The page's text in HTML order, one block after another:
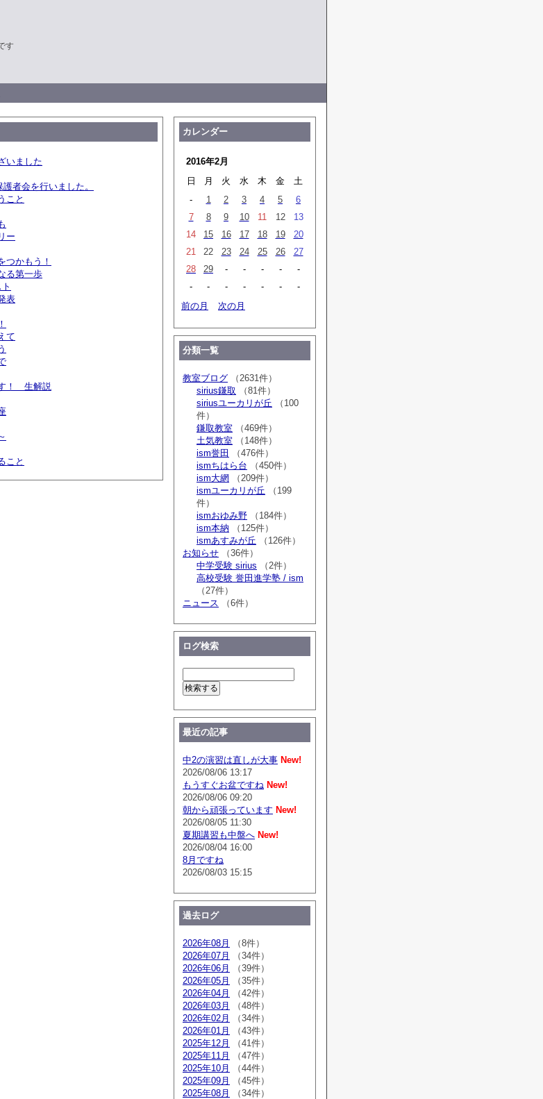
す
いました
者会を行いました。
こと
ー
つかもう！
る第一歩
表
て
！ 生解説
こと
カレンダー
2016年2月
日
月 火 水 木 金
土
-
1 2 3 4 5
6
7
8 9 10 11 12
13
14
15 16 17 18 19
20
21
22 23 24 25 26
27
28
29 - - - -
-
-
- - - - -
-
前の月
次の月
分類一覧
教室ブログ （2631件）
sirius鎌取 （81件）
siriusユーカリが丘 （100
件）
鎌取教室 （469件）
土気教室 （148件）
ism誉田
（476件）
ismちはら台 （450件）
ism大網 （209件）
ismユーカリが丘 （199
件）
ismおゆみ野 （184件）
ism本納 （125件）
ismあすみが丘 （126件）
お知らせ （36件）
中学受験 sirius （2件）
高校受験 誉田進学塾 / ism
（27件）
ニュース （6件）
ログ検索
最近の記事
中2の演習は直しが大事 New!
2026/08/06 13:17
もうすぐお盆ですね New!
2026/08/06 09:20
朝から頑張っています New!
2026/08/05 11:30
夏期講習も中盤へ New!
2026/08/04 16:00
8月ですね
2026/08/03 15:15
過去ログ
2026年08月
（8件）
2026年07月
（34件）
2026年06月
（39件）
2026年05月
（35件）
2026年04月
（42件）
2026年03月
（48件）
2026年02月
（34件）
2026年01月
（43件）
2025年12月
（41件）
2025年11月
（47件）
2025年10月
（44件）
2025年09月
（45件）
2025年08月
（34件）